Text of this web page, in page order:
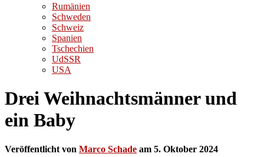
Rumänien
Schweden
Schweiz
Spanien
Tschechien
UdSSR
USA
Drei Weihnachtsmänner und
ein Baby
Veröffentlicht von Marco Schade am 5. Oktober 2024